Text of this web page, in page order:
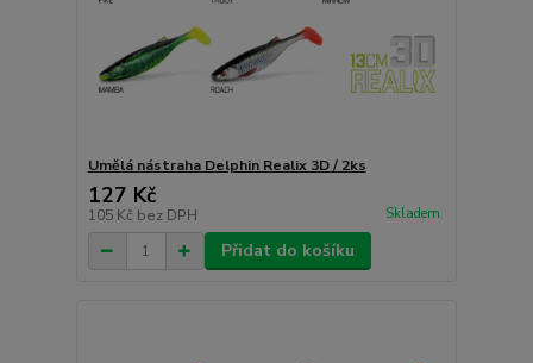
Umělá nástraha Delphin Realix 3D / 2ks
127 Kč
105 Kč bez DPH Skladem
Přidat do košíku